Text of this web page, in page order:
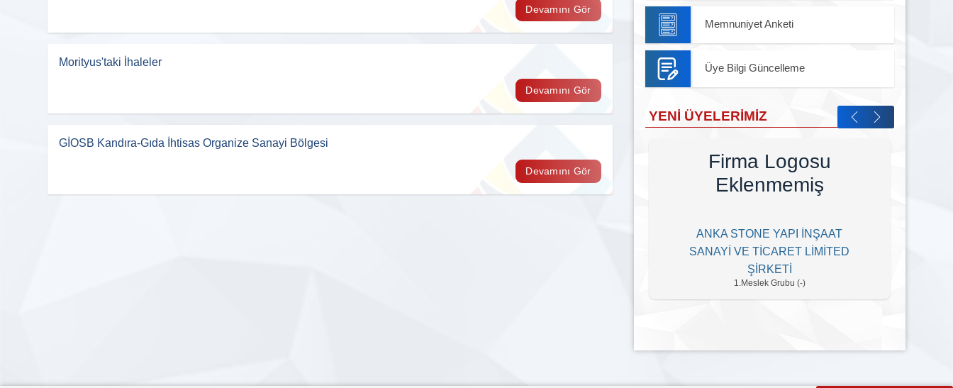
Devamını Gör
Morityus'taki İhaleler
Devamını Gör
GİOSB Kandıra-Gıda İhtisas Organize Sanayi Bölgesi
Devamını Gör
Memnuniyet Anketi
Üye Bilgi Güncelleme
YENI ÜYELERIMIZ
Firma Logosu
Eklenmemiş
Firma Logosu
Eklenmemiş
ANKA STONE YAPI İNŞAAT
SANAYİ VE TİCARET LİMİTED
ŞİRKETİ
1.Meslek Grubu (-)